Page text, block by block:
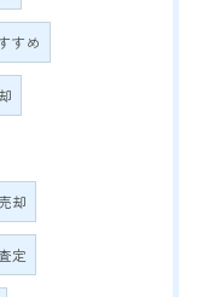
すめ
却
定